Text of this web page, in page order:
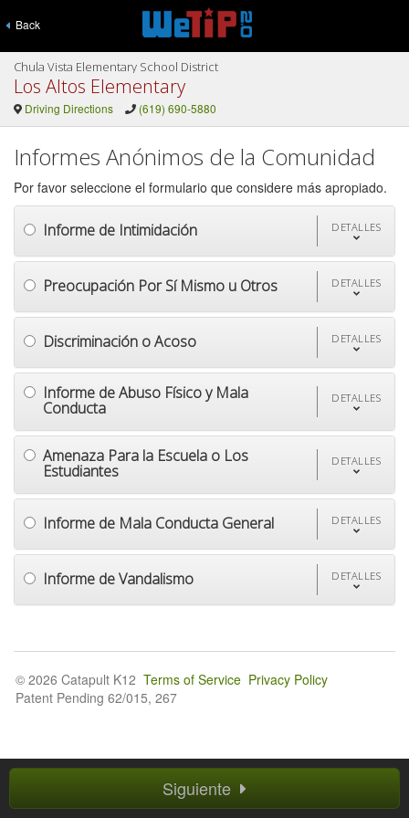
Back
Chula Vista Elementary School District
Los Altos Elementary
Driving Directions (619) 690-5880
Informes Anónimos de la Comunidad
Por favor seleccione el formulario que considere más apropiado.
Informe de Intimidación DETALLES
Preocupación Por Sí Mismo u Otros DETALLES
Discriminación o Acoso DETALLES
Informe de Abuso Físico y Mala
Conducta
DETALLES
Amenaza Para la Escuela o Los
Estudiantes
DETALLES
Informe de Mala Conducta General DETALLES
Informe de Vandalismo DETALLES
Siguiente
© 2026 Catapult K12 Terms of Service Privacy Policy
Patent Pending 62/015, 267